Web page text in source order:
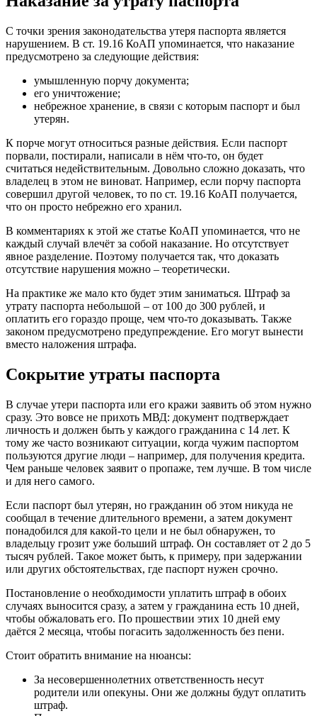
С точки зрения законодательства утеря паспорта является
нарушением. В ст. 19.16 КоАП упоминается, что наказание
предусмотрено за следующие действия:
умышленную порчу документа;
его уничтожение;
небрежное хранение, в связи с которым паспорт и был
утерян.
К порче могут относиться разные действия. Если паспорт
порвали, постирали, написали в нём что-то, он будет
считаться недействительным. Довольно сложно доказать, что
владелец в этом не виноват. Например, если порчу паспорта
совершил другой человек, то по ст. 19.16 КоАП получается,
что он просто небрежно его хранил.
В комментариях к этой же статье КоАП упоминается, что не
каждый случай влечёт за собой наказание. Но отсутствует
явное разделение. Поэтому получается так, что доказать
отсутствие нарушения можно – теоретически.
На практике же мало кто будет этим заниматься. Штраф за
утрату паспорта небольшой – от 100 до 300 рублей, и
оплатить его гораздо проще, чем что-то доказывать. Также
законом предусмотрено предупреждение. Его могут вынести
вместо наложения штрафа.
Сокрытие утраты паспорта
В случае утери паспорта или его кражи заявить об этом нужно
сразу. Это вовсе не прихоть МВД: документ подтверждает
личность и должен быть у каждого гражданина с 14 лет. К
тому же часто возникают ситуации, когда чужим паспортом
пользуются другие люди – например, для получения кредита.
Чем раньше человек заявит о пропаже, тем лучше. В том числе
и для него самого.
Если паспорт был утерян, но гражданин об этом никуда не
сообщал в течение длительного времени, а затем документ
понадобился для какой-то цели и не был обнаружен, то
владельцу грозит уже больший штраф. Он составляет от 2 до 5
тысяч рублей. Такое может быть, к примеру, при задержании
или других обстоятельствах, где паспорт нужен срочно.
Постановление о необходимости уплатить штраф в обоих
случаях выносится сразу, а затем у гражданина есть 10 дней,
чтобы обжаловать его. По прошествии этих 10 дней ему
даётся 2 месяца, чтобы погасить задолженность без пени.
Стоит обратить внимание на нюансы:
За несовершеннолетних ответственность несут
родители или опекуны. Они же должны будут оплатить
штраф.